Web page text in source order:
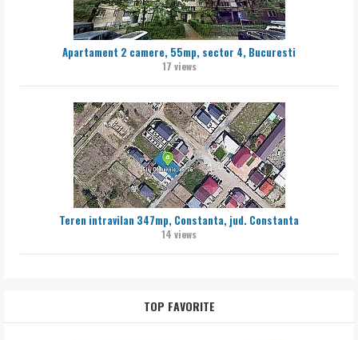
Apartament 2 camere, 55mp, sector 4, Bucuresti
17 views
Teren intravilan 347mp, Constanta, jud. Constanta
14 views
TOP FAVORITE